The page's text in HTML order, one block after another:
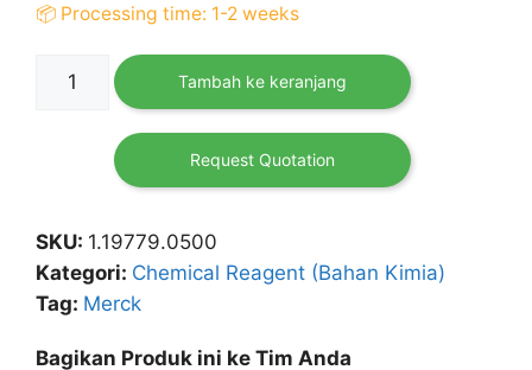
📦 Processing time: 1-2 weeks
Kuantitas
Chromium
Traceable
mL
MERCK
Tambah ke keranjang
Request Quotation
SKU: 1.19779.0500
Kategori: Chemical Reagent (Bahan Kimia)
Tag: Merck
Bagikan Produk ini ke Tim Anda